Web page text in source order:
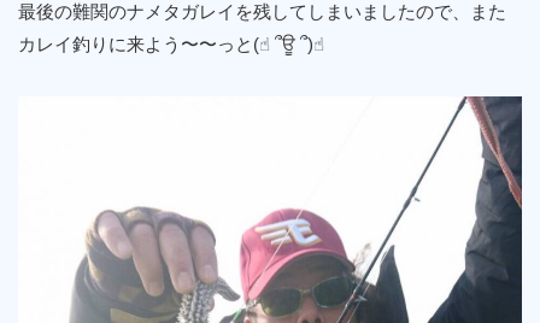
最後の難関のナメタガレイを残してしまいましたので、また
カレイ釣りに来よう〜〜っと(☝︎ ՞ਊ ՞)☝︎